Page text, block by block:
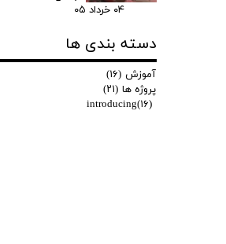
۰۴ خرداد ۰۵
دسته بندی ها
آموزش (۱۶)
پروژه ها (۲۱)
introducing(۱۶)